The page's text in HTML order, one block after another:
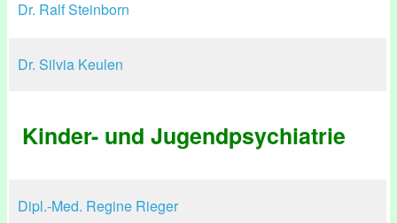
Dr. Ralf Steinborn
Dr. Silvia Keulen
Kinder- und Jugendpsychiatrie
Dipl.-Med. Regine Rieger